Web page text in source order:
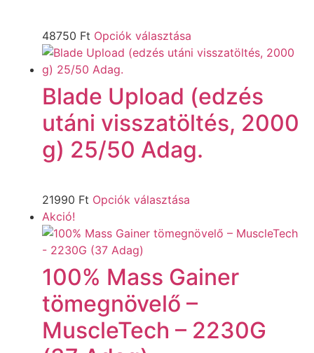
48750 Ft Opciók választása
Blade Upload (edzés
utáni visszatöltés, 2000
g) 25/50 Adag.
21990 Ft Opciók választása
Akció!
100% Mass Gainer
tömegnövelő –
MuscleTech – 2230G